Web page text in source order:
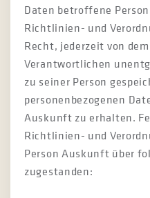
Daten betroffene
Richtlinien- und
Recht, jederzeit von
Verantwortlichen
zu seiner Person
personenbezogenen
Auskunft zu erhalten.
Richtlinien- und
Person Auskunft über
zugestanden: